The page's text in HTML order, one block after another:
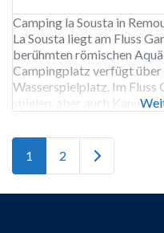
Camping la Sousta in
La Sousta liegt am Fluss
berühmten römischen
Campingplatz verfügt über
Wasserspielplatz. Im Fluss
spielen, aber auch Kanu
Hundebesitzer werden in
1 2 Ältere